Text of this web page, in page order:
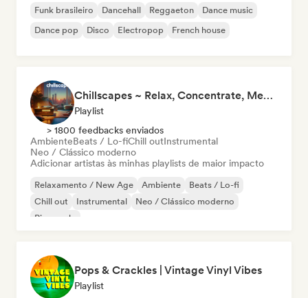
Funk brasileiro Dancehall Reggaeton
Dance music
Dance pop
Disco Electropop French house
Chillscapes ~ Relax, Concentrate, Meditate, Sleep, Dream
Playlist
> 1800 feedbacks enviados
AmbienteBeats / Lo-fiChill outInstrumental
Neo / Clássico moderno
Adicionar artistas às minhas playlists de maior impacto
Relaxamento / New Age Ambiente
Beats / Lo-fi
Chill out
Instrumental
Neo / Clássico moderno
Piano solo
Pops & Crackles | Vintage Vinyl Vibes
Playlist